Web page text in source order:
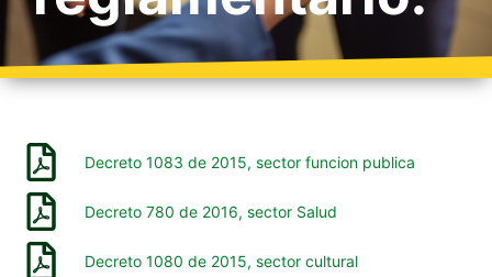
Decreto 1083 de 2015, sector funcion publica
Decreto 780 de 2016, sector Salud
Decreto 1080 de 2015, sector cultural